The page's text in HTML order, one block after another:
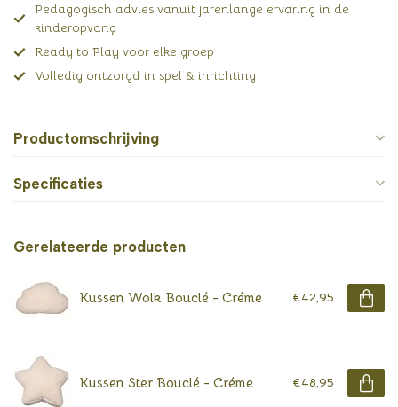
Pedagogisch advies vanuit jarenlange ervaring in de
kinderopvang
Ready to Play voor elke groep
Volledig ontzorgd in spel & inrichting
Productomschrijving
Specificaties
Gerelateerde producten
Kussen Wolk Bouclé - Créme €42,95
Kussen Ster Bouclé - Créme €48,95